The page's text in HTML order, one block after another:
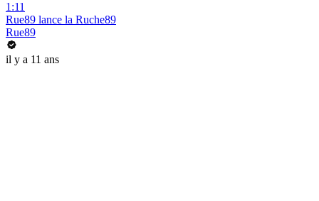
1:11
Rue89 lance la Ruche89
Rue89
il y a 11 ans